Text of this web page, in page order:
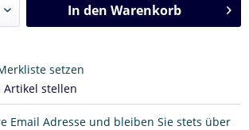
In den Warenkorb
setzen
Artikel stellen
Email Adresse und bleiben Sie stets über